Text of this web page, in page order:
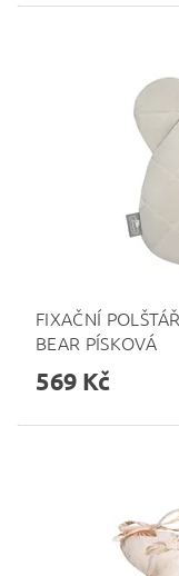
FIXAČNÍ
BEAR PÍSKOVÁ
569 Kč